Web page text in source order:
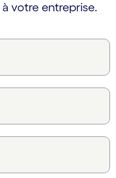
votre entreprise.